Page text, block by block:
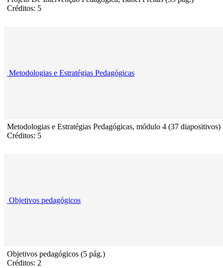
Créditos: 5
Metodologias e Estratégias Pedagógicas
Metodologias e Estratégias Pedagógicas, módulo 4 (37 diapositivos)
Créditos: 5
Objetivos pedagógicos
Objetivos pedagógicos (5 pág.)
Créditos: 2